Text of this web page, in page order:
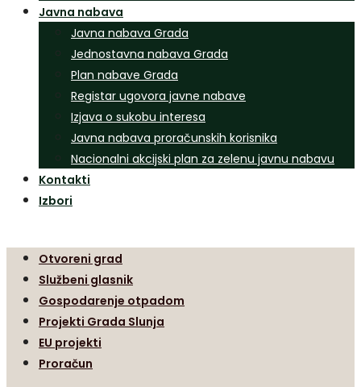
Javna nabava
Javna nabava Grada
Jednostavna nabava Grada
Plan nabave Grada
Registar ugovora javne nabave
Izjava o sukobu interesa
Javna nabava proračunskih korisnika
Nacionalni akcijski plan za zelenu javnu nabavu
Kontakti
Izbori
Otvoreni grad
Službeni glasnik
Gospodarenje otpadom
Projekti Grada Slunja
EU projekti
Proračun